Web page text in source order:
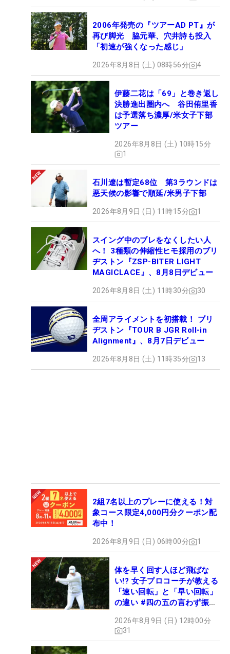
2006年発売の『ツアーAD PT』が
再び脚光 脇元華、穴井詩も投入
「初速が強くなった感じ」
2026年8月8日 (土) 08時56分 4
伊藤二花は「69」と巻き返し
決勝進出圏内へ 谷田侑里香
は予選落ち濃厚/米女子下部
ツアー
2026年8月8日 (土) 10時15分
1
石川遼は暫定68位 第3ラウンドは
悪天候の影響で順延/米男子下部
2026年8月9日 (日) 11時15分 1
スイング中のブレをなくしたい人
へ！ 3種類の伸縮性ヒモ採用のブリ
ヂストン『ZSP-BITER LIGHT
MAGICLACE』、8月8日デビュー
2026年8月8日 (土) 11時30分 30
全周アライメントを初搭載！ ブリ
ヂストン『TOUR B JGR Roll-in
Alignment』、8月7日デビュー
2026年8月8日 (土) 11時35分 13
2組7名以上のプレーに使える！対
象コース限定4,000円分クーポン配
布中！
2026年8月9日 (日) 06時00分 1
体を早く回す人ほど飛ばな
い!? 女子プロコーチが教える
「速い回転」と「早い回転」
の違い #四の五の言わず振り
2026年8月9日 (日) 12時00分
31